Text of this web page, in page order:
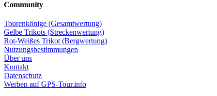
Community
Tourenkönige (Gesamtwertung)
Gelbe Trikots (Streckenwertung)
Rot-Weißes Trikot (Bergwertung)
Nutzungsbestimmungen
Über uns
Kontakt
Datenschutz
Werben auf GPS-Tour.info